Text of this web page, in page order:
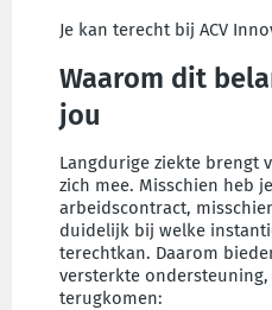
Je kan terecht bij ACV
Waarom dit
jou
Langdurige ziekte brengt
zich mee. Misschien heb
arbeidscontract,
duidelijk bij welke
terechtkan. Daarom
versterkte
terugkomen: